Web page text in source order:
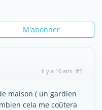
M'abonner
il y a 10 ans #1
maison ( un gardien
cela me coûtera